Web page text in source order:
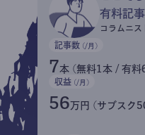
有料記
コラムニス
記事数 (/月)
7本 (無料1本 / 有料
収益 (/月)
56万円 (サブスク